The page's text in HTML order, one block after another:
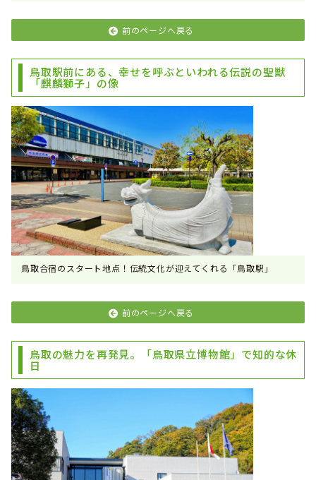
前のページへ戻る
鳥取駅前にある、幸せを呼ぶといわれる伝説の聖獣
「麒麟獅子」の像
鳥取合宿のスタート地点！伝統文化が迎えてくれる「鳥取駅」
前のページへ戻る
鳥取の魅力を再発見。「鳥取県立博物館」で知的な休
日